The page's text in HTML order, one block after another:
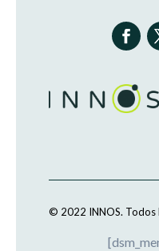
© 2022 INNOS. Todos